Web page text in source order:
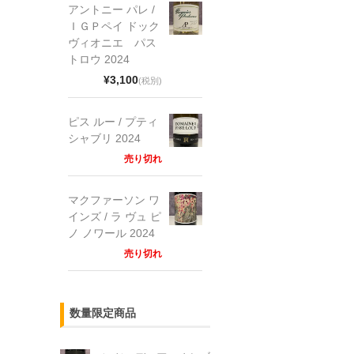
アントニー パレ /
ＩＧＰペイ ドック
ヴィオニエ パス
トロウ 2024
¥3,100(税別)
ピス ルー / プティ
シャブリ 2024
売り切れ
マクファーソン ワ
インズ / ラ ヴュ ピ
ノ ノワール 2024
売り切れ
数量限定商品